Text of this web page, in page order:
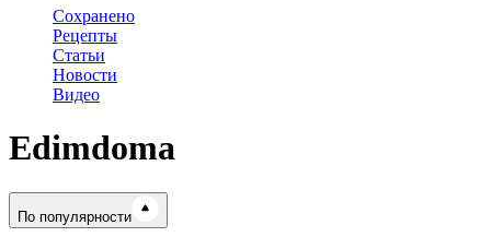
Сохранено
Рецепты
Статьи
Новости
Видео
Edimdoma
Время готовки
По популярности